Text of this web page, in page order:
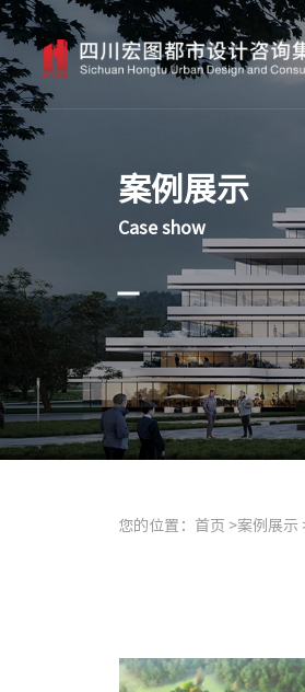
案例展示
Case show
您的位置： 首页 >案例展示